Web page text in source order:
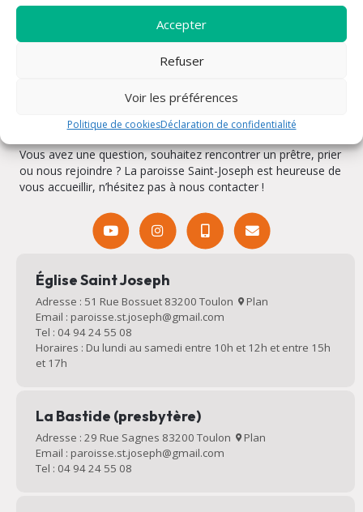
Accepter
Refuser
Voir les préférences
Politique de cookiesDéclaration de confidentialité
Rencontrons-nous
Vous avez une question, souhaitez rencontrer un prêtre, prier
ou nous rejoindre ? La paroisse Saint-Joseph est heureuse de
vous accueillir, n’hésitez pas à nous contacter !
Église Saint Joseph
Adresse : 51 Rue Bossuet 83200 Toulon
Plan
Email : paroisse.st.joseph@gmail.com
Tel : 04 94 24 55 08
Horaires : Du lundi au samedi entre 10h et 12h et entre 15h
et 17h
La Bastide (presbytère)
Adresse : 29 Rue Sagnes 83200 Toulon
Plan
Email : paroisse.st.joseph@gmail.com
Tel : 04 94 24 55 08